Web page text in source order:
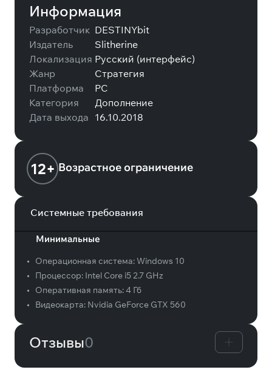
Информация
Разработчик DESTINYbit
Издатель
Slitherine
Локализация Русский (интерфейс)
Жанр
Стратегия
Платформа
PC
Категория
Дополнение
Дата выхода 16.10.2018
12+ Возрастное ограничение
Системные требования
Минимальные
• Операционная система:Windows 10
•
Процессор: Intel Core i5 2.7 GHz
•
Оперативная память:4 Гб
•
Видеокарта: Nvidia GeForce GTX 560
Отзывы0